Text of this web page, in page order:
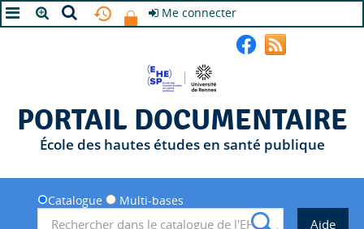
Me connecter
PORTAIL DOCUMENTAIRE
École des hautes études en santé publique
Catalogue Multi-bases